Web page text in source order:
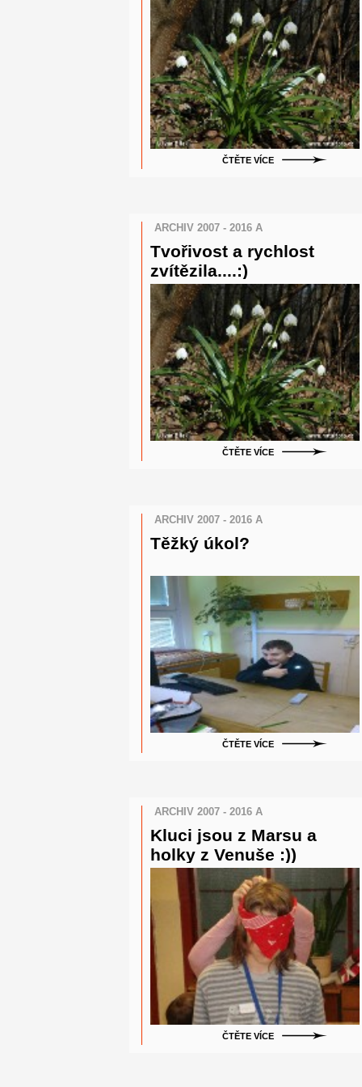
ČTĚTE VÍCE
ARCHIV 2007 - 2016 A
Tvořivost a rychlost
zvítězila....:)
ČTĚTE VÍCE
ARCHIV 2007 - 2016 A
Těžký úkol?
ČTĚTE VÍCE
ARCHIV 2007 - 2016 A
Kluci jsou z Marsu a
holky z Venuše :))
ČTĚTE VÍCE